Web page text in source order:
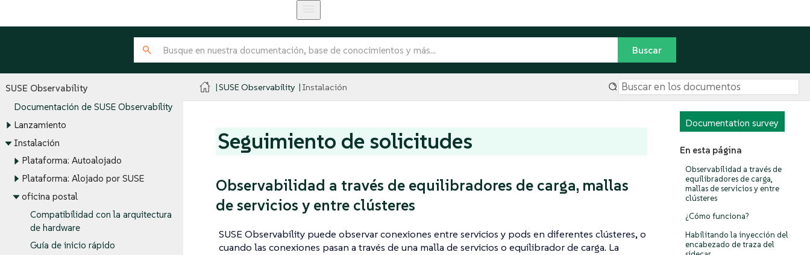
SUSE Observability
Documentación de SUSE Observability
Lanzamiento
Instalación
Plataforma: Autoalojado
Plataforma: Alojado por SUSE
oficina postal
Compatibilidad con la arquitectura
de hardware
Guía de inicio rápido
SUSE Observability Instalación
Documentation survey
En esta página
Observabilidad a través de
equilibradores de carga,
mallas de servicios y entre
clústeres
¿Cómo funciona?
Habilitando la inyección del
encabezado de traza del
Seguimiento de solicitudes
Observabilidad a través de equilibradores de carga, mallas
de servicios y entre clústeres
SUSE Observability puede observar conexiones entre servicios y pods en diferentes clústeres, o
cuando las conexiones pasan a través de una malla de servicios o equilibrador de carga. La